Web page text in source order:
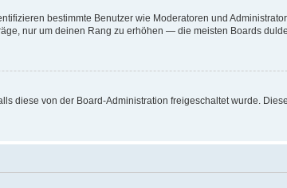
bestimmte Benutzer wie Moderatoren und
nur um deinen Rang zu erhöhen — die meisten Boards
diese von der Board-Administration freigeschaltet wurde.